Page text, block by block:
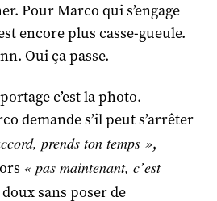
Pour Marco qui s’engage
encore plus casse-gueule.
Oui ça passe.
c’est la photo.
demande s’il peut s’arrêter
prends ton temps »,
« pas maintenant, c’est
sans poser de